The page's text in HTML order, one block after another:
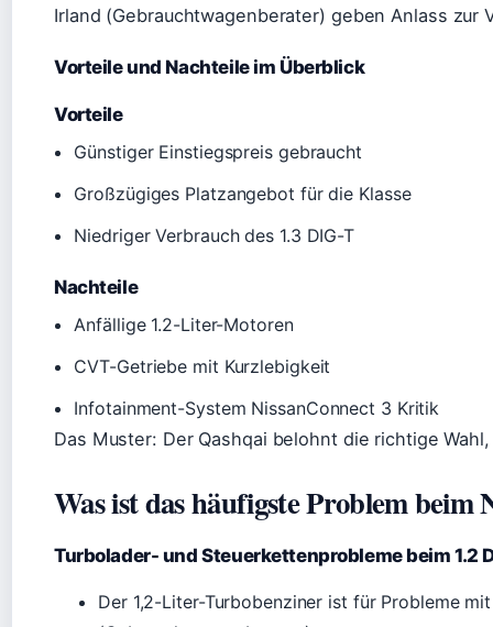
Irland (Gebrauchtwagenberater) geben Anlass zur
Vorteile und Nachteile im Überblick
Vorteile
Günstiger Einstiegspreis gebraucht
Großzügiges Platzangebot für die Klasse
Niedriger Verbrauch des 1.3 DIG-T
Nachteile
Anfällige 1.2-Liter-Motoren
CVT-Getriebe mit Kurzlebigkeit
Infotainment-System NissanConnect 3 Kritik
Das Muster: Der Qashqai belohnt die richtige
Was ist das häufigste Problem beim
Turbolader- und Steuerkettenprobleme beim 1.2
Der 1,2-Liter-Turbobenziner ist für Probleme